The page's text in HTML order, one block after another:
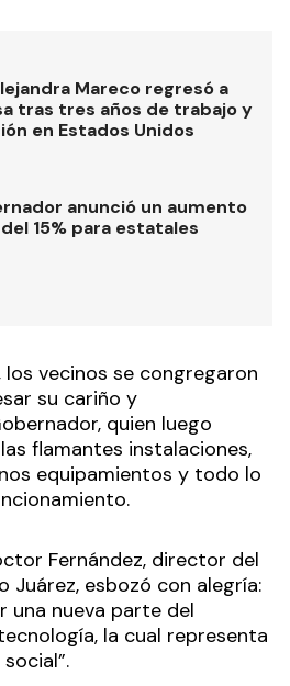
Mareco regresó a
tras tres años de trabajo y
en Estados Unidos
anunció un aumento
15% para estatales
vecinos se congregaron
su cariño y
quien luego
flamantes instalaciones,
equipamientos y todo lo
Fernández, director del
Juárez, esbozó con alegría:
una nueva parte del
la cual representa